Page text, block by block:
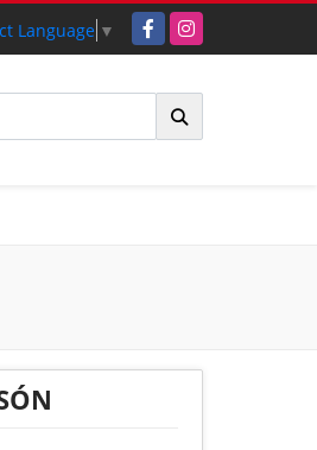
Language ▼ FacebookInstagram